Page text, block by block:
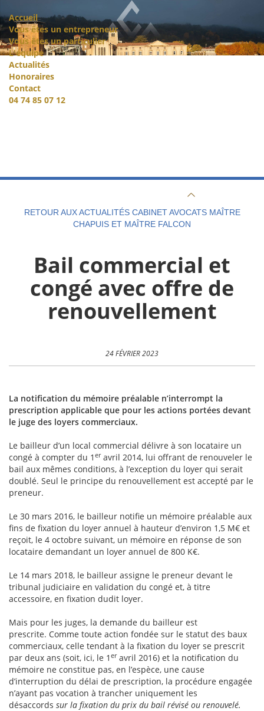
Accueil
Vous êtes un entrepreneur
Vous êtes un particulier
L'équipe
Actualités
Honoraires
Contact
04 74 85 07 12
RETOUR AUX ACTUALITÉS CABINET AVOCATS MAÎTRE
CHAPUIS ET MAÎTRE FALCON
Bail commercial et
congé avec offre de
renouvellement
24 FÉVRIER 2023
La notification du mémoire préalable n’interrompt la
prescription applicable que pour les actions portées devant
le juge des loyers commerciaux.
Le bailleur d’un local commercial délivre à son locataire un
congé à compter du 1 eravril 2014, lui offrant de renouveler le
bail aux mêmes conditions, à l’exception du loyer qui serait
doublé. Seul le principe du renouvellement est accepté par le
preneur.
Le 30 mars 2016, le bailleur notifie un mémoire préalable aux
fins de fixation du loyer annuel à hauteur d’environ 1,5 M€ et
reçoit, le 4 octobre suivant, un mémoire en réponse de son
locataire demandant un loyer annuel de 800 K€.
Le 14 mars 2018, le bailleur assigne le preneur devant le
tribunal judiciaire en validation du congé et, à titre
accessoire, en fixation dudit loyer.
Mais pour les juges, la demande du bailleur est
prescrite. Comme toute action fondée sur le statut des baux
commerciaux, celle tendant à la fixation du loyer se prescrit
par deux ans (soit, ici, le 1 eravril 2016) et la notification du
mémoire ne constitue pas, en l’espèce, une cause
d’interruption du délai de prescription, la procédure engagée
n’ayant pas vocation à trancher uniquement les
désaccords sur la fixation du prix du bail révisé ou renouvelé.